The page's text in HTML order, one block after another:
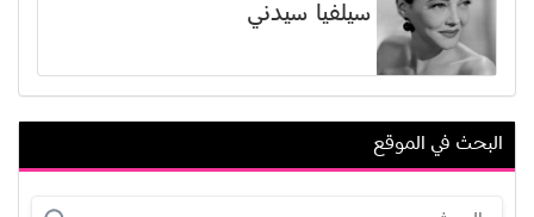
سيلفيا سيدني
نیما شاهرخ شاهي
البحث في الموقع